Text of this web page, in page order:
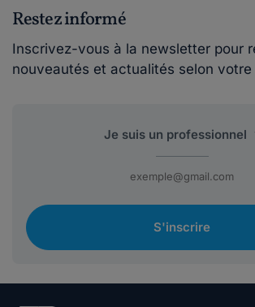
Restez informé
Inscrivez-vous à la newsletter pour
nouveautés et actualités selon votre
S'inscrire